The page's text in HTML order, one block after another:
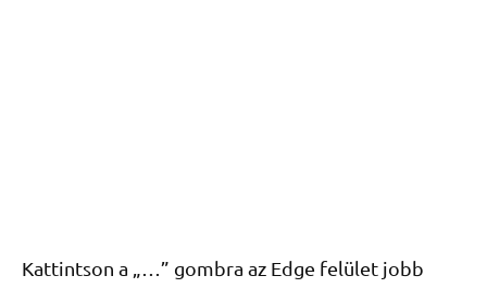
Kattintson a „…” gombra az Edge felület jobb